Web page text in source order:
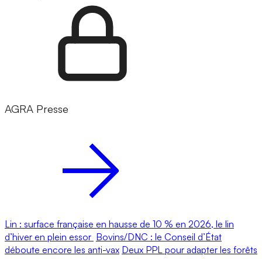
AGRA Presse
Lin : surface française en hausse de 10 % en 2026, le lin
d’hiver en plein essor Bovins/DNC : le Conseil d’État
déboute encore les anti-vax Deux PPL pour adapter les forêts